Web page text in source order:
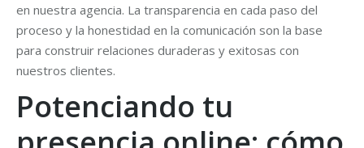
en nuestra agencia. La transparencia en cada paso del
proceso y la honestidad en la comunicación son la base
para construir relaciones duraderas y exitosas con
nuestros clientes.
Potenciando tu